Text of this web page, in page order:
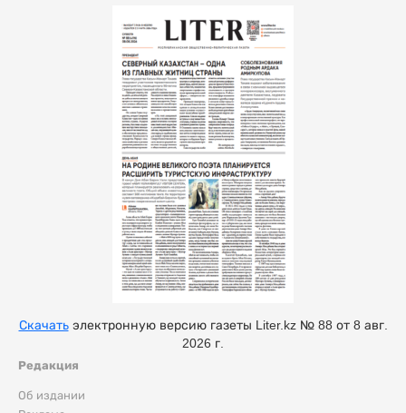
Редакция
Об издании
Скачатьэлектронную версию газеты Liter.kz № 88 от 8 авг.
2026 г.